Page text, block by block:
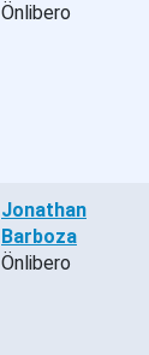
Önlibero
Jonathan
Barboza
Önlibero